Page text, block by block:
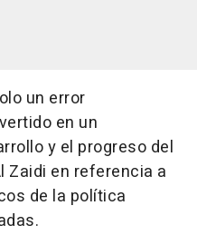
un error
en un
y el progreso del
Zaidi en referencia a
de la política